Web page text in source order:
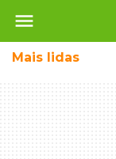
menu
Mais lidas